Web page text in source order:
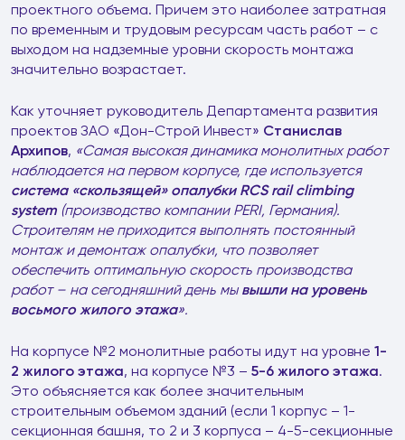
проектного объема. Причем это наиболее затратная
по временным и трудовым ресурсам часть работ – с
выходом на надземные уровни скорость монтажа
значительно возрастает.
Как уточняет руководитель Департамента развития
проектов ЗАО «Дон-Строй Инвест» Станислав
Архипов, «Самая высокая динамика монолитных работ
наблюдается на первом корпусе, где используется
система «скользящей» опалубки RCS rail climbing
system (производство компании PERI, Германия).
Строителям не приходится выполнять постоянный
монтаж и демонтаж опалубки, что позволяет
обеспечить оптимальную скорость производства
работ – на сегодняшний день мы вышли на уровень
восьмого жилого этажа».
На корпусе №2 монолитные работы идут на уровне 1-
2 жилого этажа, на корпусе №3 – 5-6 жилого этажа.
Это объясняется как более значительным
строительным объемом зданий (если 1 корпус – 1-
секционная башня, то 2 и 3 корпуса – 4-5-секционные